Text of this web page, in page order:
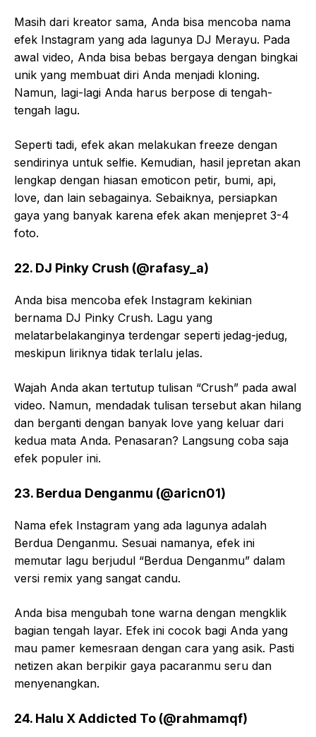
Masih dari kreator sama, Anda bisa mencoba nama
efek Instagram yang ada lagunya DJ Merayu. Pada
awal video, Anda bisa bebas bergaya dengan bingkai
unik yang membuat diri Anda menjadi kloning.
Namun, lagi-lagi Anda harus berpose di tengah-
tengah lagu.
Seperti tadi, efek akan melakukan freeze dengan
sendirinya untuk selfie. Kemudian, hasil jepretan akan
lengkap dengan hiasan emoticon petir, bumi, api,
love, dan lain sebagainya. Sebaiknya, persiapkan
gaya yang banyak karena efek akan menjepret 3-4
foto.
22. DJ Pinky Crush (@rafasy_a)
Anda bisa mencoba efek Instagram kekinian
bernama DJ Pinky Crush. Lagu yang
melatarbelakanginya terdengar seperti jedag-jedug,
meskipun liriknya tidak terlalu jelas.
Wajah Anda akan tertutup tulisan “Crush” pada awal
video. Namun, mendadak tulisan tersebut akan hilang
dan berganti dengan banyak love yang keluar dari
kedua mata Anda. Penasaran? Langsung coba saja
efek populer ini.
23. Berdua Denganmu (@aricn01)
Nama efek Instagram yang ada lagunya adalah
Berdua Denganmu. Sesuai namanya, efek ini
memutar lagu berjudul “Berdua Denganmu” dalam
versi remix yang sangat candu.
Anda bisa mengubah tone warna dengan mengklik
bagian tengah layar. Efek ini cocok bagi Anda yang
mau pamer kemesraan dengan cara yang asik. Pasti
netizen akan berpikir gaya pacaranmu seru dan
menyenangkan.
24. Halu X Addicted To (@rahmamqf)